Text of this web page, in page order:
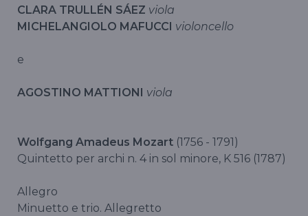
CLARA TRULLÉN SÁEZ viola
MICHELANGIOLO MAFUCCI violoncello
e
AGOSTINO MATTIONI viola
Wolfgang Amadeus Mozart (1756 - 1791)
Quintetto per archi n. 4 in sol minore, K 516 (1787)
Allegro
Minuetto e trio. Allegretto